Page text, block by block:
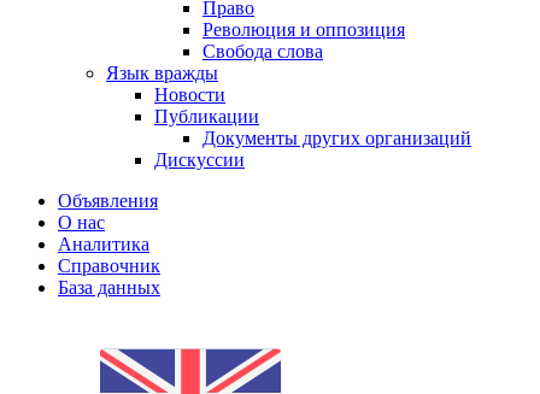
Право
Революция и оппозиция
Свобода слова
Язык вражды
Новости
Публикации
Документы других организаций
Дискуссии
Объявления
О нас
Аналитика
Справочник
База данных